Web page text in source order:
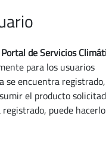
Portal de Servicios
para los usuarios
se encuentra
el producto
puede